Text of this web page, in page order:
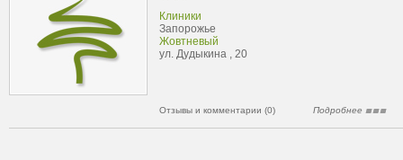
Клиники
Запорожье
Жовтневый
ул. Дудыкина , 20
Отзывы и комментарии (0) Подробнее